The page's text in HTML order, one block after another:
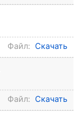
Файл: Скачать
Файл: Скачать